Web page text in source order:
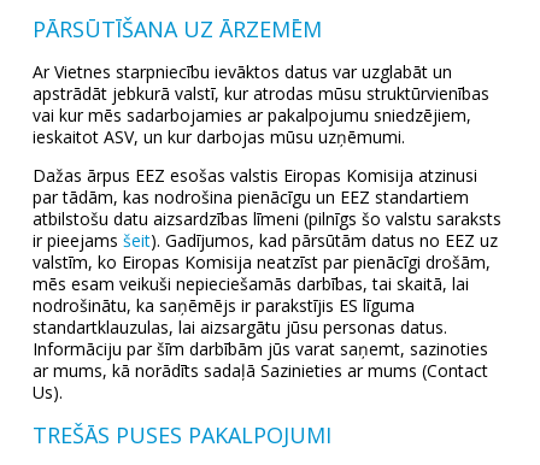
PĀRSŪTĪŠANA UZ ĀRZEMĒM
Ar Vietnes starpniecību ievāktos datus var uzglabāt un
apstrādāt jebkurā valstī, kur atrodas mūsu struktūrvienības
vai kur mēs sadarbojamies ar pakalpojumu sniedzējiem,
ieskaitot ASV, un kur darbojas mūsu uzņēmumi.
Dažas ārpus EEZ esošas valstis Eiropas Komisija atzinusi
par tādām, kas nodrošina pienācīgu un EEZ standartiem
atbilstošu datu aizsardzības līmeni (pilnīgs šo valstu saraksts
ir pieejamsšeit). Gadījumos, kad pārsūtām datus no EEZ uz
valstīm, ko Eiropas Komisija neatzīst par pienācīgi drošām,
mēs esam veikuši nepieciešamās darbības, tai skaitā, lai
nodrošinātu, ka saņēmējs ir parakstījis ES līguma
standartklauzulas, lai aizsargātu jūsu personas datus.
Informāciju par šīm darbībām jūs varat saņemt, sazinoties
ar mums, kā norādīts sadaļā Sazinieties ar mums (Contact
Us).
TREŠĀS PUSES PAKALPOJUMI